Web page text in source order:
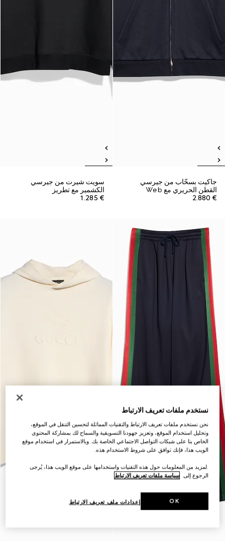
جاكيت بسحّاب من جيرسي
القطن الحريري مع Web
€ 2.880
سويت شيرت من جيرسي
الكشمير مع تطريز
€ 1.285
نستخدم ملفات تعريف الارتباط
نحن نستخدم ملفات تعريف الارتباط والتقنيات المماثلة لتحسين التنقل في الموقع،
وتحليل استخدام الموقع، وتعزيز جهودنا التسويقية والسماح لك بمشاركة المحتوى
الخاص بنا على شبكات التواصل الاجتماعي الخاصة بك. وبالاستمرار في استخدام موقع
الويب هذا، فإنك توافق على شروط الاستخدام هذه.
.لمزيد من المعلومات حول هذه التقنيات واستخدامها على موقع الويب هذا، يُرجى
الرجوع إلى سياسة ملفات تعريف الارتباط
إعدادات ملف تعريف الارتباط OK